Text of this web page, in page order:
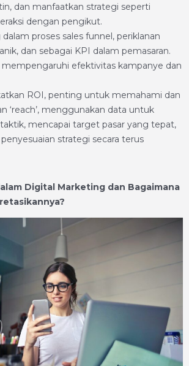
dan manfaatkan strategi seperti
dengan pengikut.
dalam proses sales funnel, periklanan
dan sebagai KPI dalam pemasaran.
mempengaruhi efektivitas kampanye dan
ROI, penting untuk memahami dan
‘reach’, menggunakan data untuk
mencapai target pasar yang tepat,
strategi secara terus
Digital Marketing dan Bagaimana